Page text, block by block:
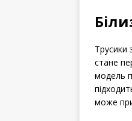
Трусики
стане
модель
може